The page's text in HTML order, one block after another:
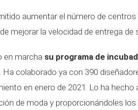
aumentar el número de
mejorar la velocidad de entrega de
en marcha su programa de
. Ha colaborado ya con 390
en enero de 2021. Lo ha hecho
de moda y proporcionándoles